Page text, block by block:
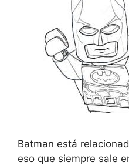
Batman está
eso que siempre sale